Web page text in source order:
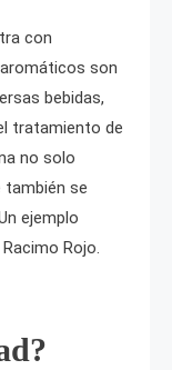
con
son
bebidas,
tratamiento de
no solo
se
ejemplo
Rojo.